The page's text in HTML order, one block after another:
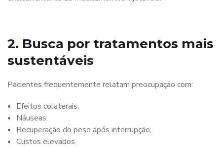
2. Busca por tratamentos mais
sustentáveis
Pacientes frequentemente relatam preocupação com:
Efeitos colaterais;
Náuseas;
Recuperação do peso após interrupção;
Custos elevados.